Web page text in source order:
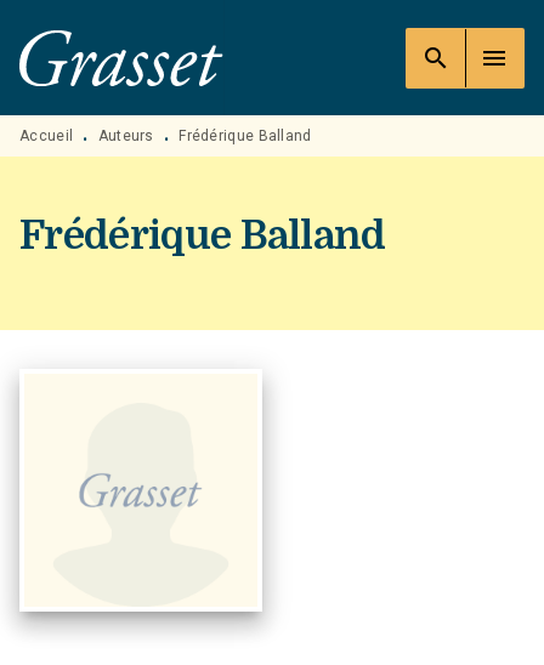
MENU RECHERCHE
PIED DE PAGE
search menu
Accueil • Auteurs • Frédérique Balland
Frédérique Balland